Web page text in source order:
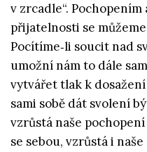
v zrcadle“.
přijatelnosti se
Pocítíme‑li soucit nad
umožní nám to dále
vytvářet tlak k
sami sobě dát svolení
vzrůstá naše
se sebou, vzrůstá i